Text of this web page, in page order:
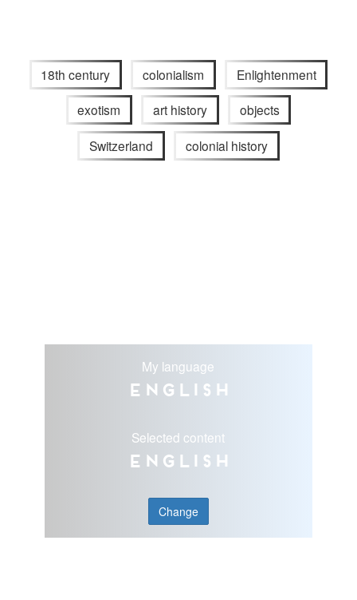
18th century colonialism Enlightenment
exotism art history objects
Switzerland colonial history
My language
English
Selected content
English
Change